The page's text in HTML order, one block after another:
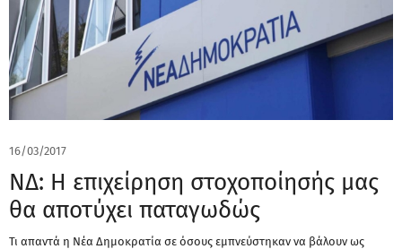
16/03/2017
ΝΔ: Η επιχείρηση στοχοποίησής μας
θα αποτύχει παταγωδώς
Τι απαντά η Νέα Δημοκρατία σε όσους εμπνεύστηκαν να βάλουν ως